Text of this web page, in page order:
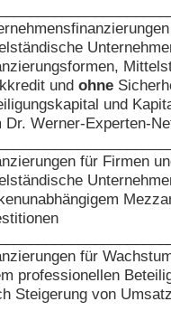
und ohne
und
Dr. Werner-Experten-
für Firmen
für
professionellen
Steigerung von